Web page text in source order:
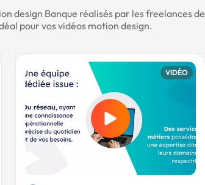
Communication Web Cartoon
design Banque réalisés par les freelances de
pour vos vidéos motion design.
VIDÉO